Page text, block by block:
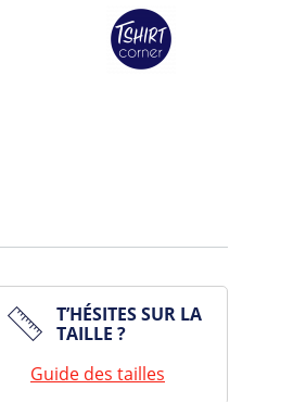
T’HÉSITES SUR LA
TAILLE ?
Guide des tailles